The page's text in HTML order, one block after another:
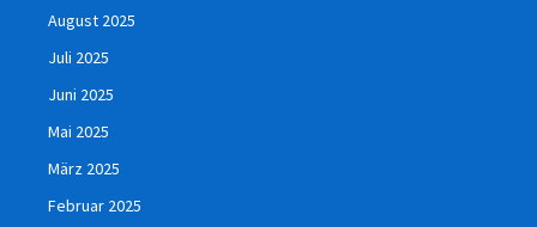
August 2025
Juli 2025
Juni 2025
Mai 2025
März 2025
Februar 2025